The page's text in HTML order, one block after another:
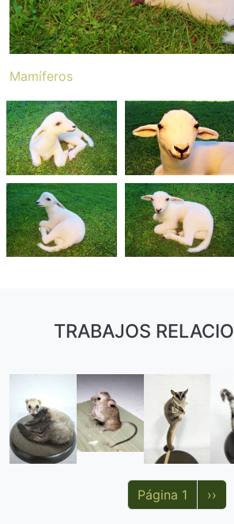
Mamíferos
TRABAJOS
Página 1 ››